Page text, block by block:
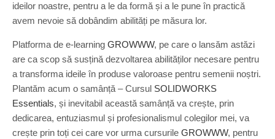
ideilor noastre, pentru a le da formă și a le pune în practică
avem nevoie să dobândim abilități pe măsura lor.
Platforma de e-learning GROWWW, pe care o lansăm astăzi
are ca scop să susțină dezvoltarea abilităților necesare pentru
a transforma ideile în produse valoroase pentru semenii noștri.
Plantăm acum o samânță – Cursul SOLIDWORKS
Essentials, și inevitabil această samânță va crește, prin
dedicarea, entuziasmul și profesionalismul colegilor mei, va
crește prin toți cei care vor urma cursurile GROWWW, pentru